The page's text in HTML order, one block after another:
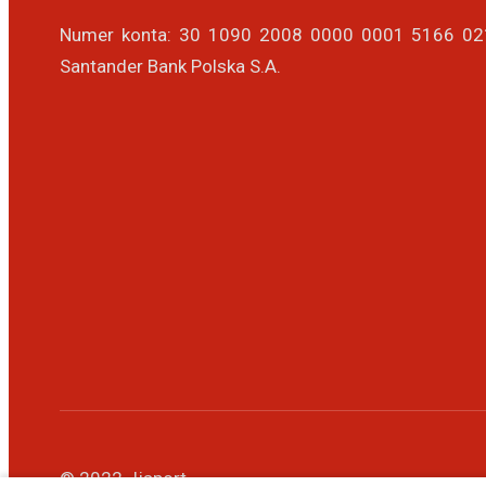
Numer konta: 30 1090 2008 0000 0001 5166
Santander Bank Polska S.A.
© 2022 Jjsport